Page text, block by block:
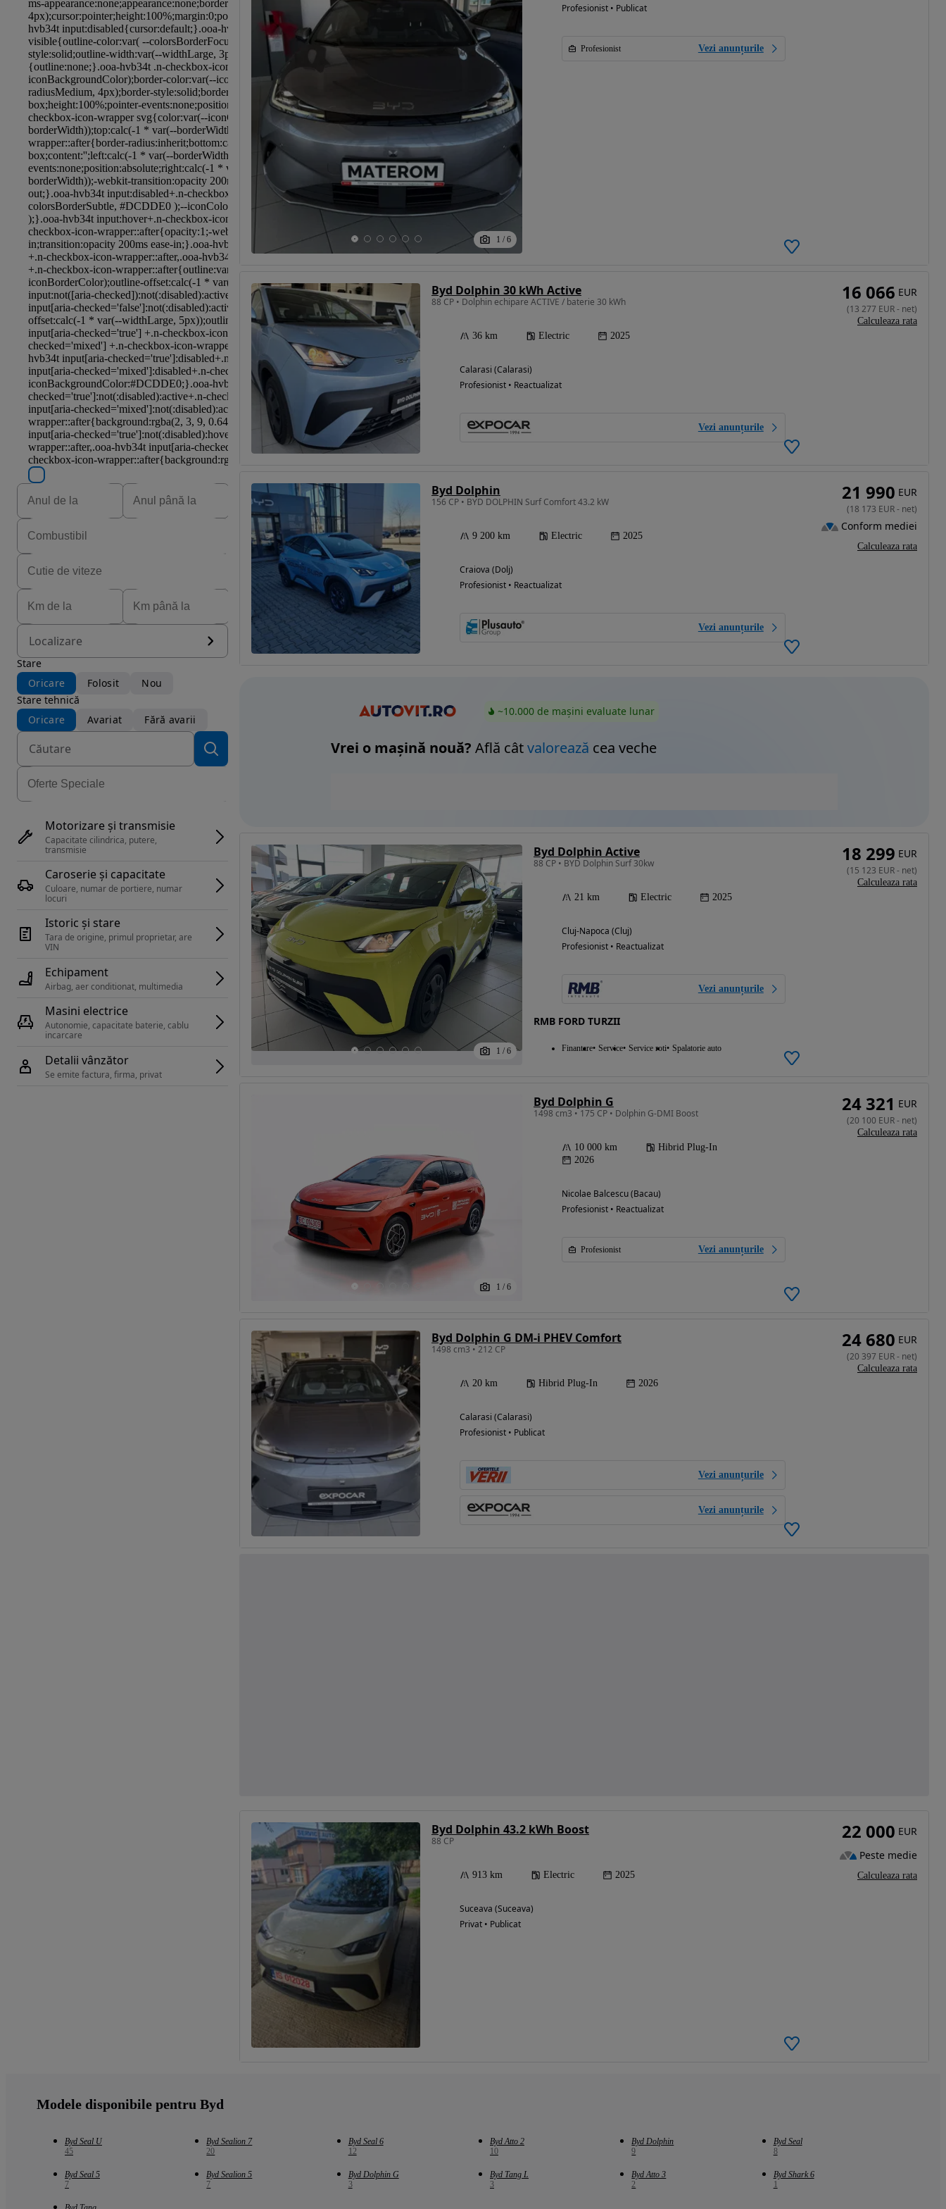
Eligibil pentru
finantare
Localizare
Stare
Oricare
Folosit
Nou
Stare tehnică
Oricare
Avariat Fără avarii
Motorizare și transmisie
Capacitate cilindrica, putere,
transmisie
Caroserie și capacitate
Culoare, numar de portiere, numar
locuri
Istoric și stare
Tara de origine, primul proprietar, are
Echipament
Airbag, aer conditionat, multimedia
Masini electrice
Autonomie, capacitate baterie, cablu
Detalii vânzător
Se emite factura, firma, privat
1 / 6
Profesionist • Publicat
Profesionist Vezi anunțurile
Byd Dolphin 30 kWh Active
88 CP • Dolphin echipare ACTIVE / baterie 30 kWh
36 km Electric 2025
Calarasi (Calarasi)
Profesionist • Reactualizat
Vezi anunțurile
16 066 EUR
(13 277 EUR- net)
Calculeaza rata
Byd Dolphin
156 CP • BYD DOLPHIN Surf Comfort 43.2 kW
9 200 km Electric 2025
Craiova (Dolj)
Profesionist • Reactualizat
Vezi anunțurile
21 990 EUR
(18 173 EUR- net)
Conform mediei
Calculeaza rata
~10.000 de mașini evaluate lunar
Vrei o mașină nouă? Află câtvalorează cea veche
1 / 6
Byd Dolphin Active
88 CP • BYD Dolphin Surf 30kw
21 km Electric 2025
Cluj-Napoca (Cluj)
Profesionist • Reactualizat
Vezi anunțurile
RMB FORD TURZII
Finantare Service Service roti Spalatorie auto
18 299 EUR
(15 123 EUR- net)
Calculeaza rata
1 / 6
Byd Dolphin G
1498 cm3 • 175 CP • Dolphin G-DMI Boost
10 000 km
Hibrid Plug-In
2026
Nicolae Balcescu (Bacau)
Profesionist • Reactualizat
Profesionist Vezi anunțurile
24 321 EUR
(20 100 EUR- net)
Calculeaza rata
Byd Dolphin G DM-i PHEV Comfort
1498 cm3 • 212 CP
20 km Hibrid Plug-In 2026
Calarasi (Calarasi)
Profesionist • Publicat
Vezi anunțurile
Vezi anunțurile
24 680 EUR
(20 397 EUR- net)
Calculeaza rata
Byd Dolphin 43.2 kWh Boost
88 CP
913 km Electric 2025
Suceava (Suceava)
Privat • Publicat
22 000 EUR
Peste medie
Calculeaza rata
Modele disponibile pentru Byd
Byd Seal U
45
Byd Sealion 7
20
Byd Seal 6
12
Byd Atto 2
10
Byd Dolphin
9
Byd Seal
8
Byd Seal 5
7
Byd Sealion 5
7
Byd Dolphin G
3
Byd Tang L
3
Byd Atto 3
2
Byd Shark 6
1